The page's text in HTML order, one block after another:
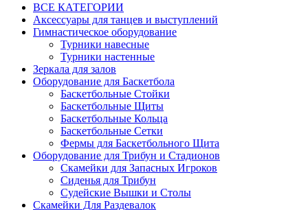
ВСЕ КАТЕГОРИИ
Аксессуары для танцев и выступлений
Гимнастическое оборудование
Турники навесные
Турники настенные
Зеркала для залов
Оборудование для Баскетбола
Баскетбольные Стойки
Баскетбольные Щиты
Баскетбольные Кольца
Баскетбольные Сетки
Фермы для Баскетбольного Щита
Оборудование для Трибун и Стадионов
Скамейки для Запасных Игроков
Сиденья для Трибун
Судейские Вышки и Столы
Скамейки Для Раздевалок